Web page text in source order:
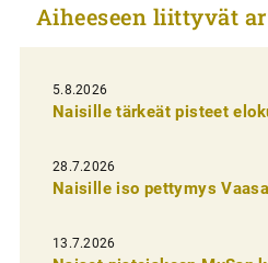
e
i
e
n
s
e
Aiheeseen liittyvät
5.8.2026
Naisille tärkeät pisteet
28.7.2026
Naisille iso pettymys
13.7.2026